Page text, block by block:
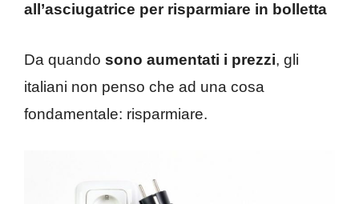
all’asciugatrice per risparmiare in bolletta
Da quando sono aumentati i prezzi, gli
italiani non penso che ad una cosa
fondamentale: risparmiare.